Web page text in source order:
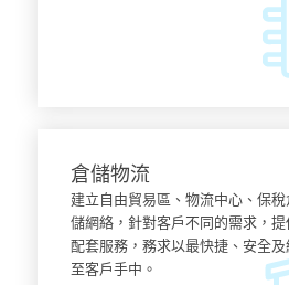
倉儲物流
建立自由貿易區、物流中心、保
儲網絡，針對客戶不同的需求，
配套服務，務求以最快捷、安全
至客戶手中。